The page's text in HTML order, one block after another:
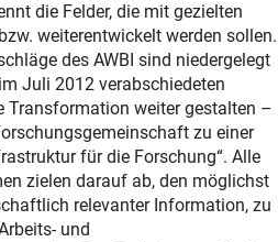
die Felder, die mit gezielten
weiterentwickelt werden sollen.
des AWBI sind niedergelegt
Juli 2012 verabschiedeten
Transformation weiter gestalten –
zu einer
für die Forschung“. Alle
zielen darauf ab, den möglichst
relevanter Information, zu
und